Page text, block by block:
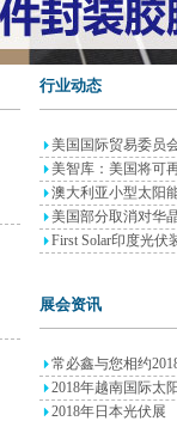
行业动态
美国国际贸易委员
美智库：美国将可
澳大利亚小型太阳
美国部分取消对华
First Solar印度光伏
展会资讯
常必鑫与您相约
2018年越南国际太
2018年日本光伏展